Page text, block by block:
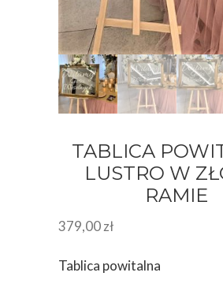
TABLICA
LUSTRO W
RAMIE
379,00zł
Tablica powitalna